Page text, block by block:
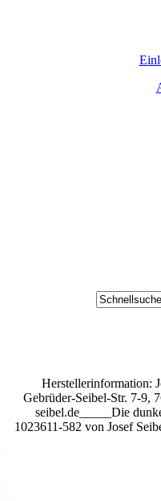
Herstellerinformation:
Gebrüder-Seibel-Str. 7-9,
seibel.de_____Die
1023611-582 von Josef